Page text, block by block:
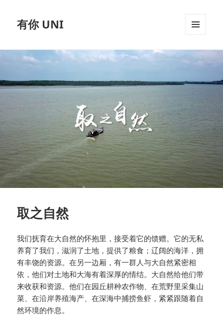
有你 UNI
WIDGETS
取之自然
我们抚育在大自然的怀抱里，接受着它的馈赠。它的无私
养育了我们，滋润了土地，提供了粮食；辽阔的海洋，拥
有丰饶的资源。在另一边厢，有一群人与大自然紧密相
依，他们对土地和大海有着深厚的情结。大自然给他们带
来收获和资源。他们在园丘耕种农作物、在荒野里采集山
菜、在沿岸养殖海产、在深海中捕捞鱼虾，紧紧跟随着自
然环境的作息。